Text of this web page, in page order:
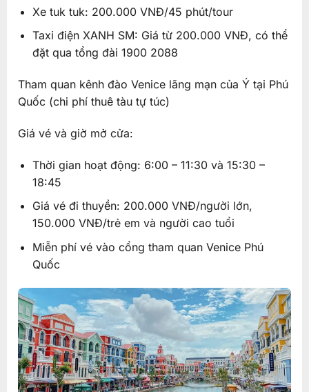
Xe tuk tuk: 200.000 VNĐ/45 phút/tour
Taxi điện XANH SM: Giá từ 200.000 VNĐ, có thể
đặt qua tổng đài 1900 2088
Tham quan kênh đào Venice lãng mạn của Ý tại Phú
Quốc (chi phí thuê tàu tự túc)
Giá vé và giờ mở cửa:
Thời gian hoạt động: 6:00 – 11:30 và 15:30 –
18:45
Giá vé đi thuyền: 200.000 VNĐ/người lớn,
150.000 VNĐ/trẻ em và người cao tuổi
Miễn phí vé vào cổng tham quan Venice Phú
Quốc